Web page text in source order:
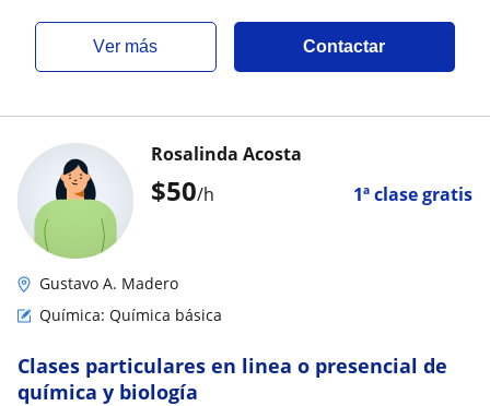
ver más Contactar
$50/h 1ª clase gratis
Rosalinda Acosta
Gustavo A. Madero
Química: Química básica
Clases particulares en linea o presencial de
química y biología